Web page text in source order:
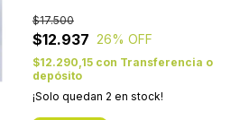
$12.937
$17.500
26% OFF
$12.290,15 con Transferencia o
depósito
¡Solo quedan 2 en stock!